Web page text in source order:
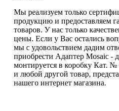
Мы реализуем только
продукцию и предоставляем
товаров. У нас только
цены. Если у Вас остались
мы с удовольствием дадим
приобрести Адаптер Mosaic -
монтируется в коробку Кат. №
и любой другой товар,
нашего интернет магазина.